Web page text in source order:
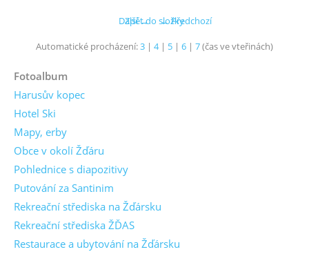
← Předchozí
Další →
Zpět do složky
Automatické procházení:3 | 4| 5 | 6 | 7(čas ve vteřinách)
Fotoalbum
Harusův kopec
Hotel Ski
Mapy, erby
Obce v okolí Žďáru
Pohlednice s diapozitivy
Putování za Santinim
Rekreační střediska na Žďársku
Rekreační střediska ŽĎAS
Restaurace a ubytování na Žďársku